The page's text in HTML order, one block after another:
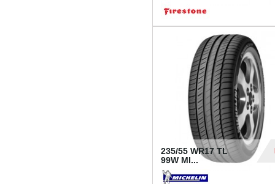
235/55 WR17 TL
99W MI...